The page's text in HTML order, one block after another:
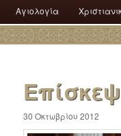
Αγιολογία
30 Οκτωβρίου 2012